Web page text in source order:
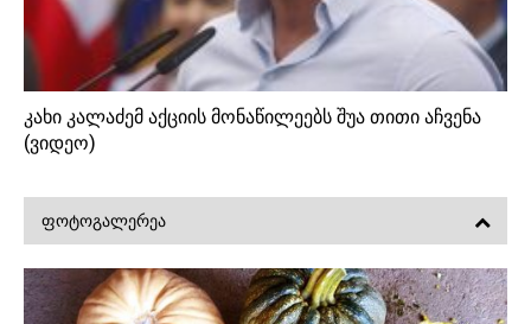
კახი კალაძემ აქციის მონაწილეებს შუა თითი აჩვენა
(ვიდეო)
ᲤᲝᲢᲝᲒᲐᲚᲔᲠᲔᲐ